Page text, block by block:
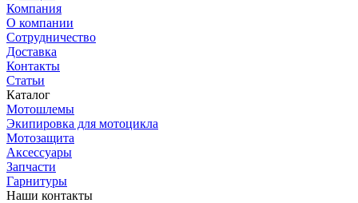
Компания
О компании
Сотрудничество
Доставка
Контакты
Статьи
Каталог
Мотошлемы
Экипировка для мотоцикла
Мотозащита
Аксессуары
Запчасти
Гарнитуры
Наши контакты